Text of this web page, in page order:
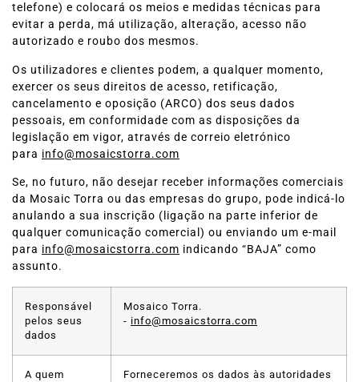
telefone) e colocará os meios e medidas técnicas para
evitar a perda, má utilização, alteração, acesso não
autorizado e roubo dos mesmos.
Os utilizadores e clientes podem, a qualquer momento,
exercer os seus direitos de acesso, retificação,
cancelamento e oposição (ARCO) dos seus dados
pessoais, em conformidade com as disposições da
legislação em vigor, através de correio eletrónico
para info@mosaicstorra.com
Se, no futuro, não desejar receber informações comerciais
da Mosaic Torra ou das empresas do grupo, pode indicá-lo
anulando a sua inscrição (ligação na parte inferior de
qualquer comunicação comercial) ou enviando um e-mail
para info@mosaicstorra.com indicando “BAJA” como
assunto.
Responsável
pelos seus
dados
Mosaico Torra.
- info@mosaicstorra.com
A quem
Forneceremos os dados às autoridades